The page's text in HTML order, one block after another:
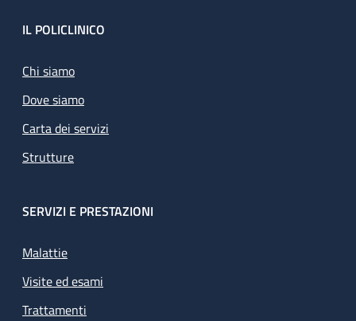
Footer
IL POLICLINICO
Chi siamo
Dove siamo
Carta dei servizi
Strutture
SERVIZI E PRESTAZIONI
Malattie
Visite ed esami
Trattamenti